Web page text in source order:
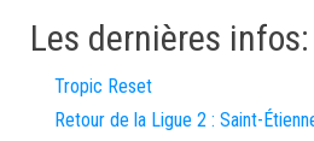
Les dernières infos:
Tropic Reset
Retour de la Ligue 2 : Saint-